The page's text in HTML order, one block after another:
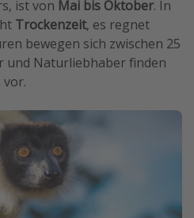
ist von Mai bis Oktober. In
Trockenzeit, es regnet
bewegen sich zwischen 25
und Naturliebhaber finden
vor.